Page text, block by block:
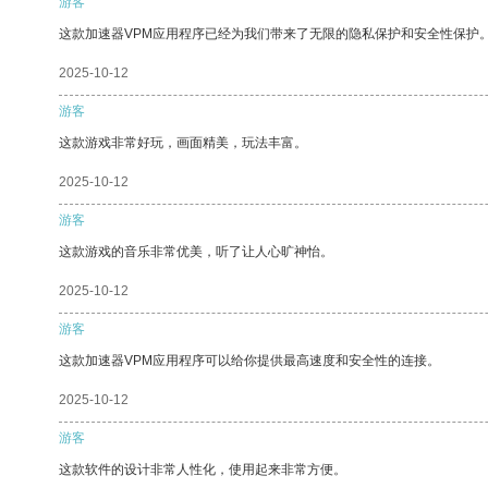
这款加速器VPM应用程序已经为我们带来了无限的隐私保护和安全性保护
2025-10-12
游客
这款游戏非常好玩，画面精美，玩法丰富。
2025-10-12
游客
这款游戏的音乐非常优美，听了让人心旷神怡。
2025-10-12
游客
这款加速器VPM应用程序可以给你提供最高速度和安全性的连接。
2025-10-12
游客
这款软件的设计非常人性化，使用起来非常方便。